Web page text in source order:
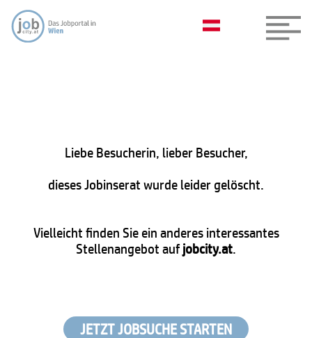
Liebe Besucherin, lieber Besucher,
dieses Jobinserat wurde leider gelöscht.
Vielleicht finden Sie ein anderes interessantes
Stellenangebot aufjobcity.at.
JETZT JOBSUCHE STARTEN